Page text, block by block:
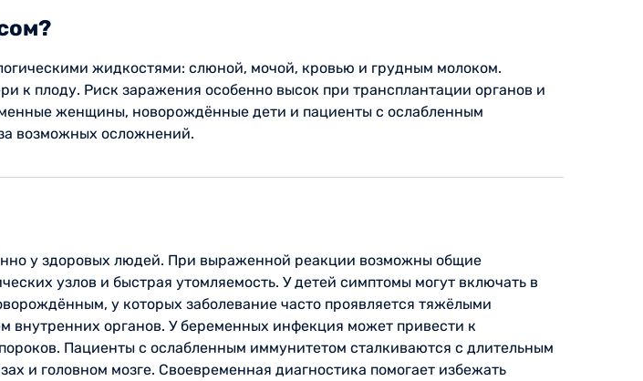
жидкостями: слюной, мочой, кровью и грудным молоком.
к плоду. Риск заражения особенно высок при трансплантации органов и
женщины, новорождённые дети и пациенты с ослабленным
возможных осложнений.
у здоровых людей. При выраженной реакции возможны общие
узлов и быстрая утомляемость. У детей симптомы могут включать в
у которых заболевание часто проявляется тяжёлыми
органов. У беременных инфекция может привести к
Пациенты с ослабленным иммунитетом сталкиваются с длительным
и головном мозге. Своевременная диагностика помогает избежать